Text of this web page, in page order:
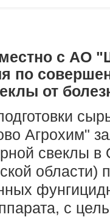
с АО
по
от
Агрохим"
свеклы
области)
с